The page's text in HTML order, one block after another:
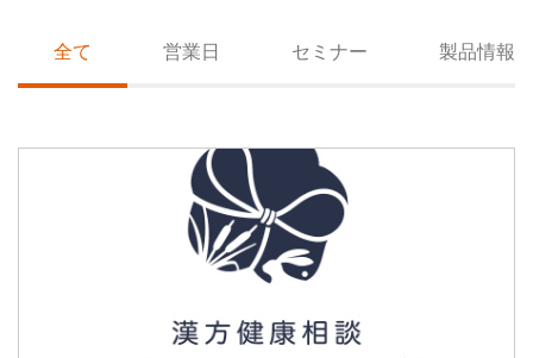
全て 営業日 セミナー 製品情報